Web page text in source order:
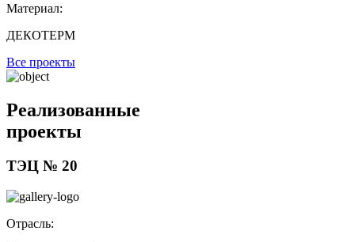
Материал:
ДЕКОТЕРМ
Все проекты
Реализованные
проекты
ТЭЦ № 20
Отрасль: